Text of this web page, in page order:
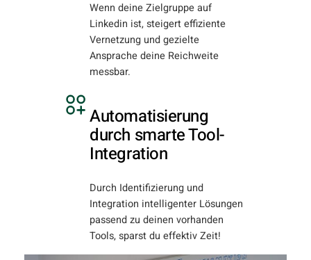
Wenn deine Zielgruppe auf
Linkedin ist, steigert effiziente
Vernetzung und gezielte
Ansprache deine Reichweite
messbar.
Automatisierung
durch smarte Tool-
Integration
Durch Identifizierung und
Integration intelligenter Lösungen
passend zu deinen vorhanden
Tools, sparst du effektiv Zeit!